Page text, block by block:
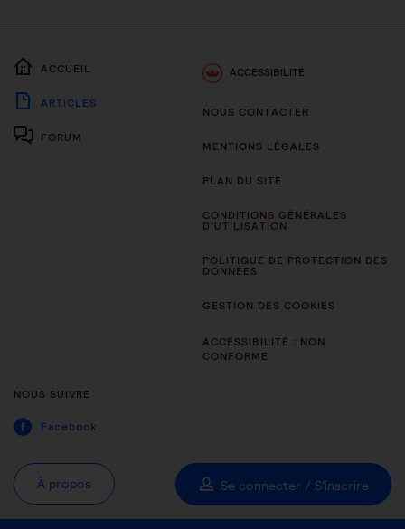
ACCUEIL
ARTICLES
FORUM
ACCESSIBILITÉ
NOUS CONTACTER
MENTIONS LÉGALES
PLAN DU SITE
CONDITIONS GÉNÉRALES
D’UTILISATION
POLITIQUE DE PROTECTION DES
DONNÉES
GESTION DES COOKIES
ACCESSIBILITÉ : NON
CONFORME
NOUS SUIVRE
Facebook
À propos Se connecter / S'inscrire